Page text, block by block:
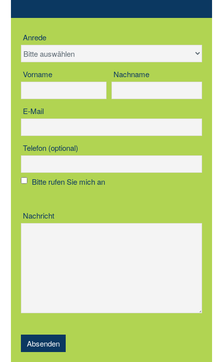
Anrede
Vorname Nachname
E-Mail
Telefon (optional)
Bitte rufen Sie mich an
Nachricht
Absenden